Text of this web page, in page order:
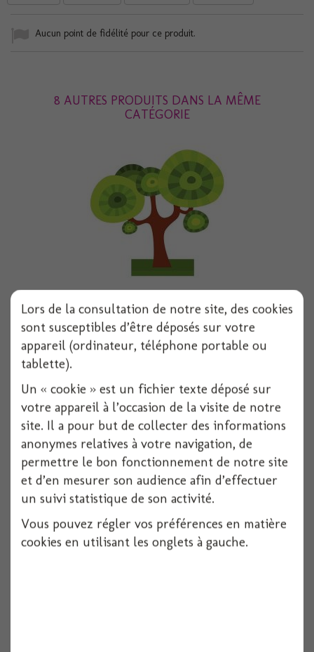
Aucun point de fidélité pour ce produit.
8 AUTRES PRODUITS DANS LA MÊME
CATÉGORIE
Centre de table arbre feerique 20cmx22.5cm
Lors de la consultation de notre site, des cookies
sont susceptibles d’être déposés sur votre
appareil (ordinateur, téléphone portable ou
tablette).
Un « cookie » est un fichier texte déposé sur
votre appareil à l’occasion de la visite de notre
site. Il a pour but de collecter des informations
anonymes relatives à votre navigation, de
permettre le bon fonctionnement de notre site
et d’en mesurer son audience afin d’effectuer
un suivi statistique de son activité.
Vous pouvez régler vos préférences en matière
cookies en utilisant les onglets à gauche.